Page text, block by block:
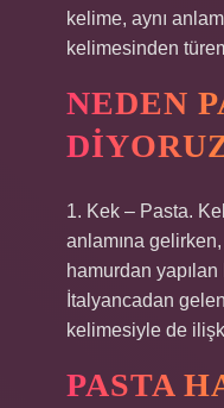
kelime, aynı
kelimesinden
NEDEN
1. Kek – Pasta.
anlamına
hamurdan yapılan
İtalyancadan
kelimesiyle de
PASTA